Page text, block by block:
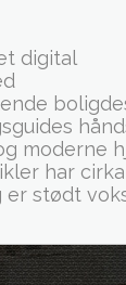
digital
moderne
har
stødt